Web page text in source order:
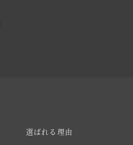
選ばれる理由